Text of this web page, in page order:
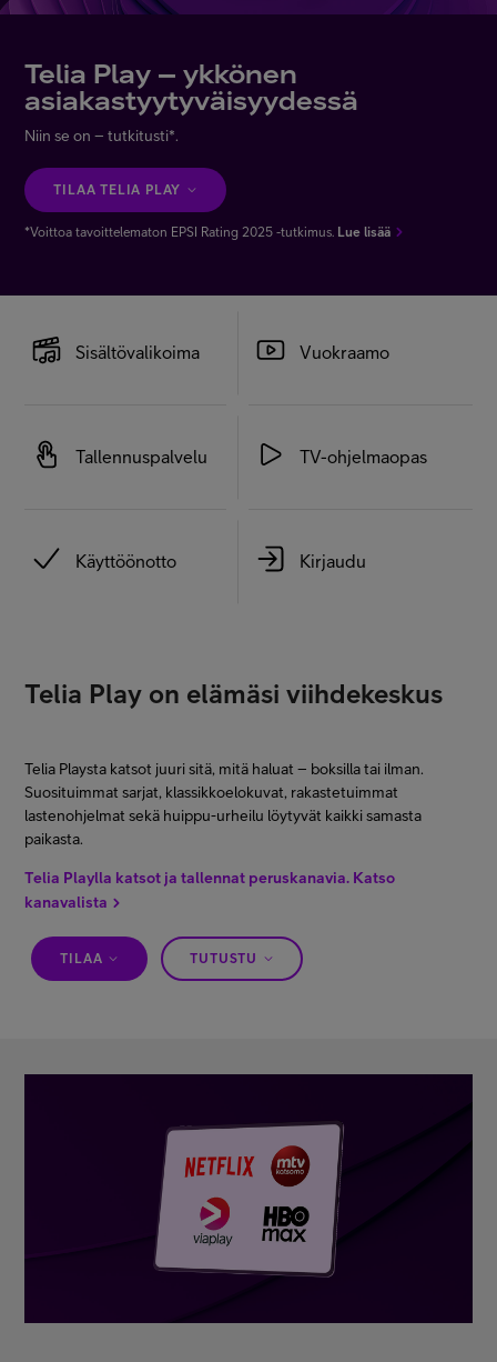
Asiakastuki
Minun Telia
FI
Telia Play – ykkönen
asiakastyytyväisyydessä
Niin se on – tutkitusti*.
TILAA TELIA PLAY
*Voittoa tavoittelematon EPSI Rating 2025 -tutkimus. Lue lisää
Sisältövalikoima Vuokraamo
Tallennuspalvelu TV-ohjelmaopas
Käyttöönotto Kirjaudu
Telia Play on elämäsi viihdekeskus
Telia Playsta katsot juuri sitä, mitä haluat – boksilla tai ilman.
Suosituimmat sarjat, klassikkoelokuvat, rakastetuimmat
lastenohjelmat sekä huippu-urheilu löytyvät kaikki samasta
paikasta.
Telia Playlla katsot ja tallennat peruskanavia. Katso
kanavalista
TILAA TUTUSTU